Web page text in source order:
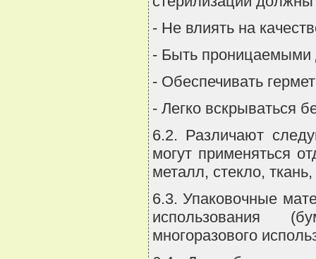
- Не влиять на
- Быть проницаемыми
- Обеспечивать
- Легко вскрываться
6.2. Различают
могут применяться
металл, стекло,
6.3. Упаковочные
использования
многоразового